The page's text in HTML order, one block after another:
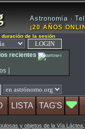
Astronomía ·
¡20 AÑOS
de la sesión
recientes
|
LISTA TAG'S
y objetos de la Vía